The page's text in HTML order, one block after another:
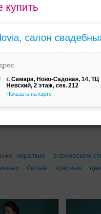
купить
салон
г. Самара, Ново-Садовая, 14, ТЦ
Невский, 2 этаж, сек. 212
Показать на карте
Со шлейфом
короткие в греческом
белые красные